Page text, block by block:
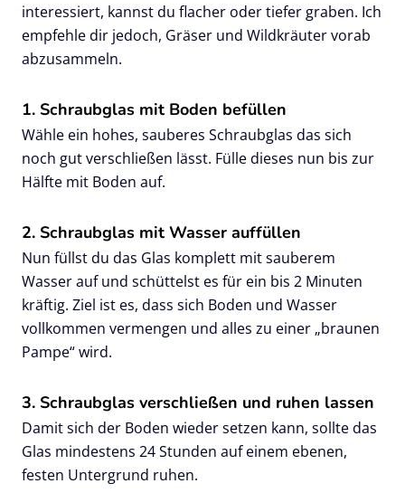
interessiert, kannst du flacher oder tiefer graben. Ich
empfehle dir jedoch, Gräser und Wildkräuter vorab
abzusammeln.
1. Schraubglas mit Boden befüllen
Wähle ein hohes, sauberes Schraubglas das sich
noch gut verschließen lässt. Fülle dieses nun bis zur
Hälfte mit Boden auf.
2. Schraubglas mit Wasser auffüllen
Nun füllst du das Glas komplett mit sauberem
Wasser auf und schüttelst es für ein bis 2 Minuten
kräftig. Ziel ist es, dass sich Boden und Wasser
vollkommen vermengen und alles zu einer „braunen
Pampe“ wird.
3. Schraubglas verschließen und ruhen lassen
Damit sich der Boden wieder setzen kann, sollte das
Glas mindestens 24 Stunden auf einem ebenen,
festen Untergrund ruhen.